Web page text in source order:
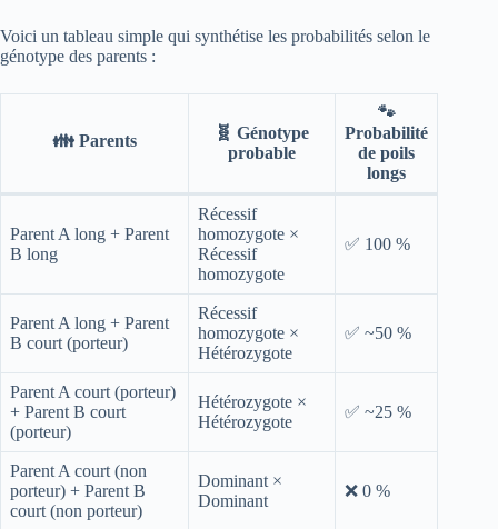
Voici un tableau simple qui synthétise les probabilités selon le
génotype des parents :
👪 Parents
🧬 Génotype
probable
🐾
Probabilité
de poils
longs
Parent A long + Parent
B long
Récessif
homozygote ×
Récessif
homozygote
✅ 100 %
Parent A long + Parent
B court (porteur)
Récessif
homozygote ×
Hétérozygote
✅ ~50 %
Parent A court (porteur)
+ Parent B court
(porteur)
Hétérozygote ×
Hétérozygote
✅ ~25 %
Parent A court (non
porteur) + Parent B
court (non porteur)
Dominant ×
Dominant
❌ 0 %